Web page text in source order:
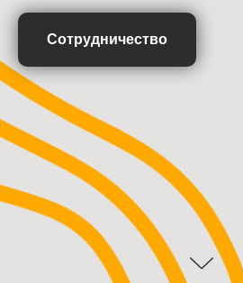
Сотрудничество